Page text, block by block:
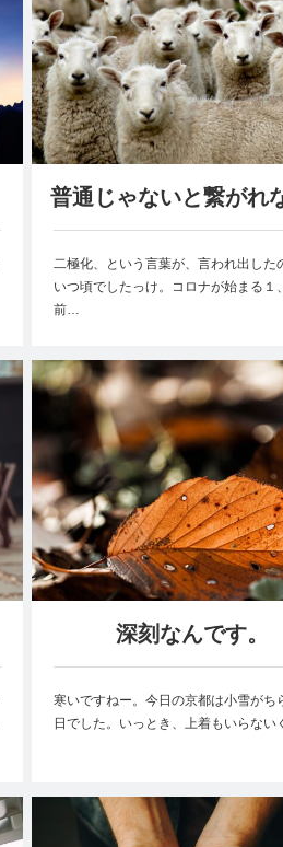
普通じゃないと繋がれ
二極化、という言葉が、言われ出した
いつ頃でしたっけ。コロナが始まる１
前…
深刻なんです。
寒いですねー。今日の京都は小雪がち
日でした。いっとき、上着もいらな